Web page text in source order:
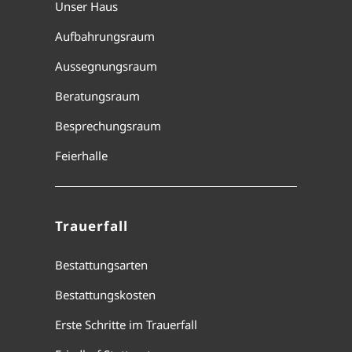
Unser Haus
Aufbahrungsraum
Aussegnungsraum
Beratungsraum
Besprechungsraum
Feierhalle
Trauerfall
Bestattungsarten
Bestattungskosten
Erste Schritte im Trauerfall